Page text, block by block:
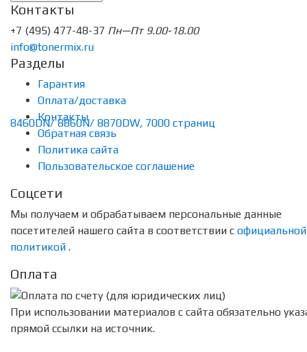
Контакты
+7 (495) 477-48-37 Пн—Пт 9.00-18.00
info@tonermix.ru
Разделы
Гарантия
Оплата/доставка
Контакты
Обратная связь
Политика сайта
Пользовательское соглашение
Соцсети
Мы получаем и обрабатываем персональные данные
посетителей нашего сайта в соответствии с официальной
политикой .
Оплата
При использовании материалов с сайта обязательно
прямой ссылки на источник.